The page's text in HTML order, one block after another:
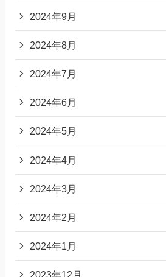
2024年9月
2024年8月
2024年7月
2024年6月
2024年5月
2024年4月
2024年3月
2024年2月
2024年1月
2023年12月